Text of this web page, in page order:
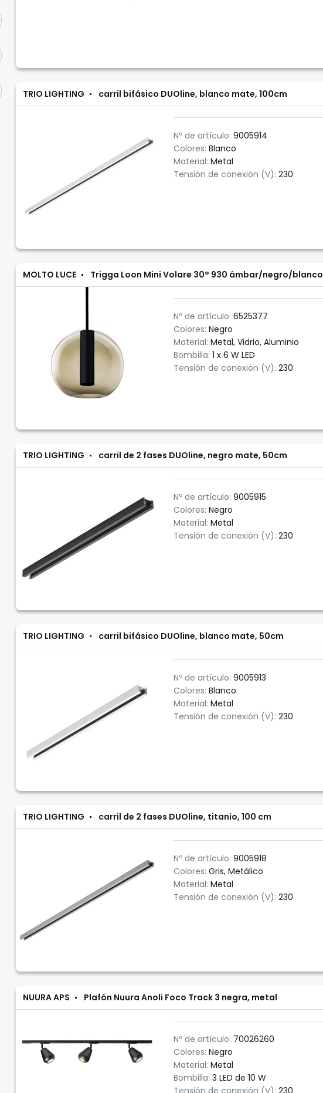
TRIO LIGHTING carril bifásico DUOline, blanco mate, 100cm
Nº de artículo: 9005914
Colores: Blanco
Material: Metal
Tensión de conexión (V): 230
MOLTO LUCE Trigga Loon Mini Volare 30° 930 ámbar/negro/blanco
Nº de artículo: 6525377
Colores: Negro
Material: Metal, Vidrio, Aluminio
Bombilla: 1 x 6 W LED
Tensión de conexión (V): 230
TRIO LIGHTING carril de 2 fases DUOline, negro mate, 50cm
Nº de artículo: 9005915
Colores: Negro
Material: Metal
Tensión de conexión (V): 230
TRIO LIGHTING carril bifásico DUOline, blanco mate, 50cm
Nº de artículo: 9005913
Colores: Blanco
Material: Metal
Tensión de conexión (V): 230
TRIO LIGHTING carril de 2 fases DUOline, titanio, 100 cm
Nº de artículo: 9005918
Colores: Gris, Metálico
Material: Metal
Tensión de conexión (V): 230
NUURA APS Plafón Nuura Anoli Foco Track 3 negra, metal
Nº de artículo: 70026260
Colores: Negro
Material: Metal
Bombilla: 3 LED de 10 W
Tensión de conexión (V): 230